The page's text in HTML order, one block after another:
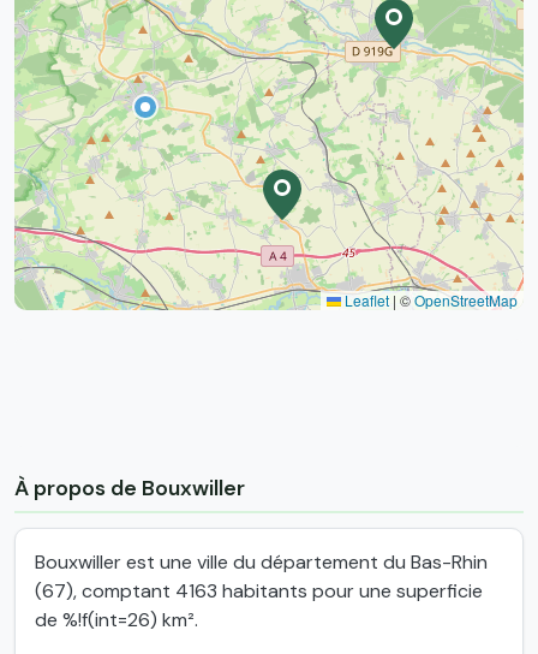
Leaflet | ©OpenStreetMap
À propos de Bouxwiller
Bouxwiller est une ville du département du Bas-Rhin
(67), comptant 4163 habitants pour une superficie
de %!f(int=26) km².